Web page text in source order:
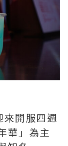
來開服四週
華」為主